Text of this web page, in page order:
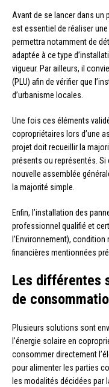
Avant de se lancer dans un
est essentiel de réaliser
permettra notamment de
adaptée à ce type
vigueur. Par ailleurs, il
(PLU) afin de vérifier que
d’urbanisme locales.
Une fois ces éléments
copropriétaires lors d’une
projet doit recueillir la
présents ou représentés. Si
nouvelle assemblée
la majorité simple.
Enfin, l’installation des
professionnel qualifié et
l’Environnement),
financières mentionnées
Les différentes
de
Plusieurs solutions sont
l’énergie solaire en
consommer directement
pour alimenter les parties
les modalités décidées par